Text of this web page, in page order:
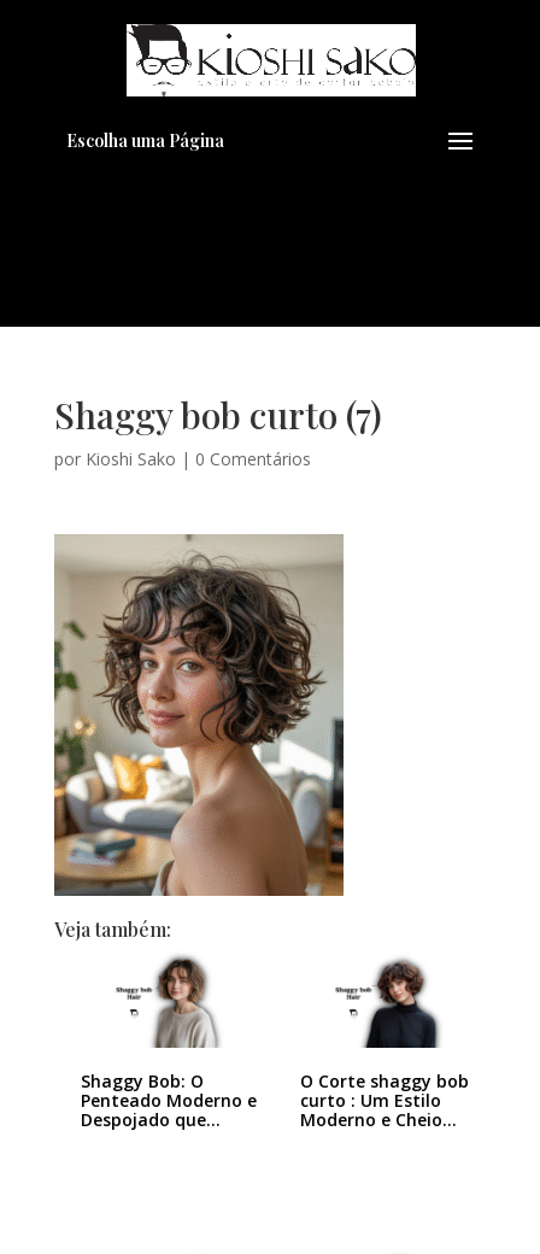
Escolha uma Página
Shaggy bob curto (7)
por Kioshi Sako | 0 Comentários
Veja também:
Shaggy Bob: O
Penteado Moderno e
Despojado que
O Corte shaggy bob
curto : Um Estilo
Moderno e Cheio…
Pensando em transformar seu
Visual??